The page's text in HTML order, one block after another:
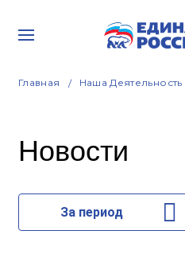
Главная Наша Деятельность
Новости
За период